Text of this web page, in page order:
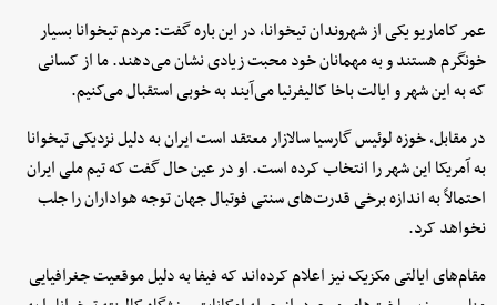
عمر کاماریو یکی از شهروندان تیخوانا، در این باره گفت: مردم تیخوانا بسیار
خونگرم هستند و به مهمانان خود محبت زیادی نشان می‌دهند. ما از کسانی
که به این شهر و ایالت باخا کالیفرنیا می‌آیند به خوبی استقبال می‌کنیم.
در مقابل، خوزه لوئیس گارسیا سالازار معتقد است ایران به دلیل نزدیکی تیخوانا
به آمریکا این شهر را انتخاب کرده است. او در عین حال گفت که تیم ملی ایران
احتمالاً به اندازه برخی قدرت‌های سنتی فوتبال جهان توجه هواداران را جلب
نخواهد کرد.
مقام‌های ایالتی مکزیک نیز اعلام کرده‌اند که فیفا به دلیل موقعیت جغرافیایی